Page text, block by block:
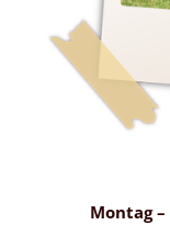
Montag